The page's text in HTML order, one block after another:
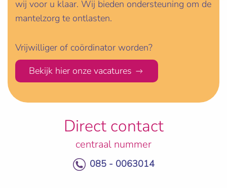
wij voor u klaar. Wij bieden ondersteuning om de
mantelzorg te ontlasten.
Vrijwilliger of coördinator worden?
Bekijk hier onze vacatures
Direct contact
centraal nummer
085 - 0063014